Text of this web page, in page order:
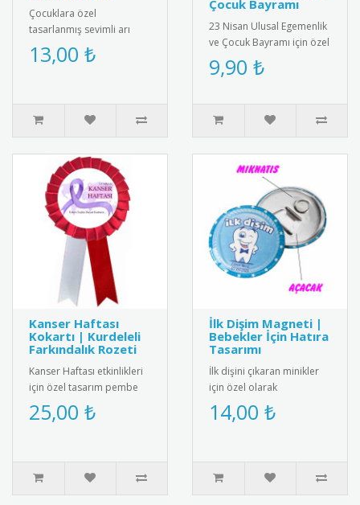
Çocuklara özel
tasarlanmış sevimli arı
maskesi; okul öncesi
eğitim, tiyatro oyunları,
13,00 ₺
Çocuk Bayramı
23 Nisan Ulusal Egemenlik
ve Çocuk Bayramı için özel
tasarlanmış rozet.
Çocuklar için şık ve
9,90 ₺
Kanser Haftası
Kokartı | Kurdeleli
Farkındalık Rozeti
Kanser Haftası etkinlikleri
için özel tasarım pembe
kurdeleli kokart. Yüksek
kalite metal malzemeden..
25,00 ₺
İlk Dişim Magneti |
Bebekler İçin Hatıra
Tasarımı
İlk dişini çıkaran minikler
için özel olarak
tasarlanmış bebek
magneti. Diş buğdayı
14,00 ₺